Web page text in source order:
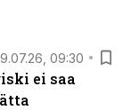
09:30
ei saa